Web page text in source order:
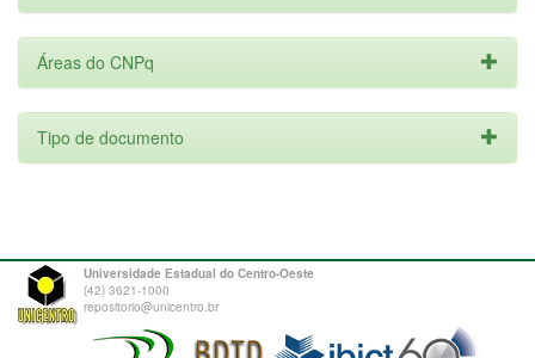
Áreas do CNPq
Tipo de documento
Universidade Estadual do Centro-Oeste
(42) 3621-1000
repositorio@unicentro.br